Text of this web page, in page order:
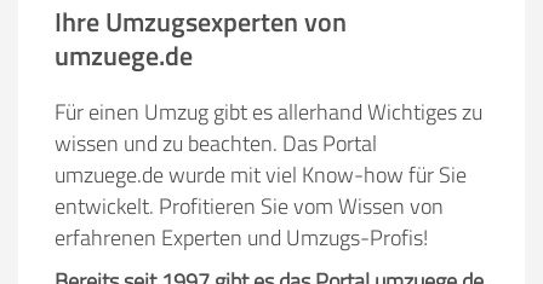
Ihre Umzugsexperten von
umzuege.de
Für einen Umzug gibt es allerhand Wichtiges zu
wissen und zu beachten. Das Portal
umzuege.de wurde mit viel Know-how für Sie
entwickelt. Profitieren Sie vom Wissen von
erfahrenen Experten und Umzugs-Profis!